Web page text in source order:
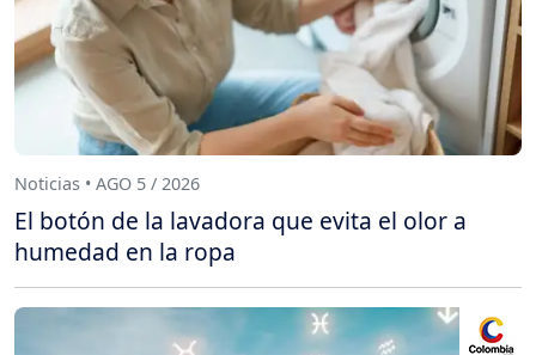
Noticias • AGO 5 / 2026
El botón de la lavadora que evita el olor a
humedad en la ropa